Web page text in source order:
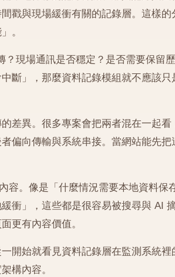
戳與現場緩衝有關的記錄層。這樣的
。
現場通訊是否穩定？是否需要保留
斷」，那麼資料記錄模組就不應該只
差異。很多專案會把兩者混在一起看
偏向傳輸與系統串接。當網站能先把
。像是「什麼情況需要本地資料保存
衝」，這些都是很容易被搜尋與 AI
更有內容價值。
開始就看見資料記錄層在監測系統裡
構內容。